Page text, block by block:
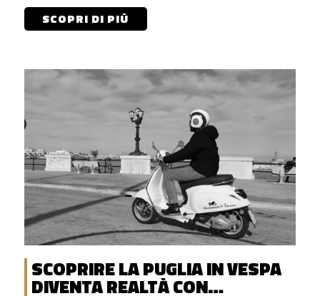
SCOPRI DI PIÙ
SCOPRIRE LA PUGLIA IN VESPA
DIVENTA REALTÀ CON